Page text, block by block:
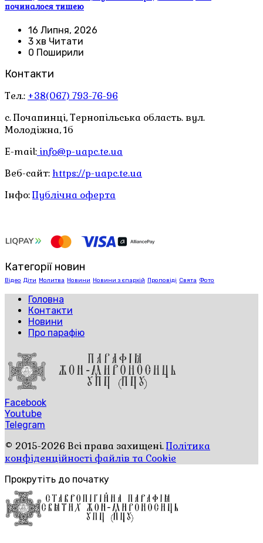
починалося тишею
16 Липня, 2026
3 хв Читати
0 Поширили
Контакти
Тел.: +38(067) 793-76-96
с. Почапинці, Тернопільська область. вул.
Молодіжна, 1б
E-mail: info@p-uapc.te.ua
Веб-сайт: https://p-uapc.te.ua
Інфо:Публічна оферта
Категорії новин
Відео Діти Молитва Новини Новини з єпархій Проповіді Свята Фото
Головна
Контакти
Новини
Про парафію
Facebook
Youtube
Telegram
© 2015-2026 Всі права захищені.Політика
конфіденційності файлів та Cookie
Прокрутіть до початку